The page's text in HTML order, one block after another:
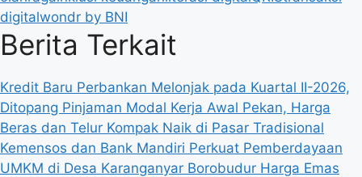
digitalwondr by BNI
Berita Terkait
Kredit Baru Perbankan Melonjak pada Kuartal II-2026,
Ditopang Pinjaman Modal Kerja Awal Pekan, Harga
Beras dan Telur Kompak Naik di Pasar Tradisional
Kemensos dan Bank Mandiri Perkuat Pemberdayaan
UMKM di Desa Karanganyar Borobudur Harga Emas